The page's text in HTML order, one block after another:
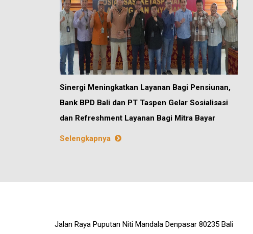
Sinergi Meningkatkan Layanan Bagi Pensiunan,
Bank BPD Bali dan PT Taspen Gelar Sosialisasi
dan Refreshment Layanan Bagi Mitra Bayar
Selengkapnya
Jalan Raya Puputan Niti Mandala Denpasar 80235 Bali